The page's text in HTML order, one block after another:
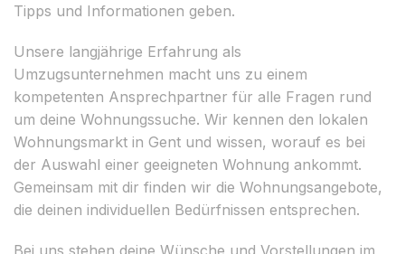
Tipps und Informationen geben.
Unsere langjährige Erfahrung als
Umzugsunternehmen macht uns zu einem
kompetenten Ansprechpartner für alle Fragen rund
um deine Wohnungssuche. Wir kennen den lokalen
Wohnungsmarkt in Gent und wissen, worauf es bei
der Auswahl einer geeigneten Wohnung ankommt.
Gemeinsam mit dir finden wir die Wohnungsangebote,
die deinen individuellen Bedürfnissen entsprechen.
Bei uns stehen deine Wünsche und Vorstellungen im